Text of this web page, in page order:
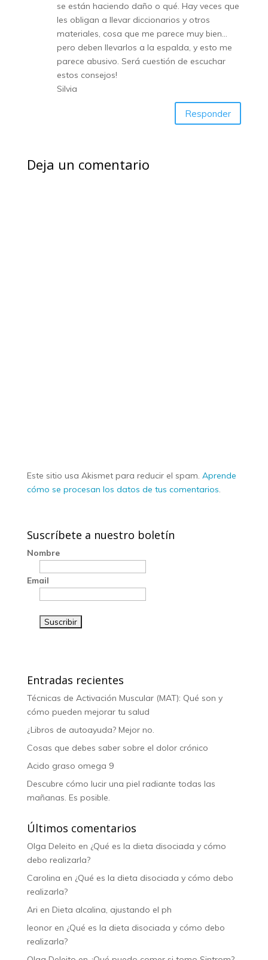
se están haciendo daño o qué. Hay veces que
les obligan a llevar diccionarios y otros
materiales, cosa que me parece muy bien…
pero deben llevarlos a la espalda, y esto me
parece abusivo. Será cuestión de escuchar
estos consejos!
Silvia
Responder
Deja un comentario
Este sitio usa Akismet para reducir el spam. Aprende
cómo se procesan los datos de tus comentarios.
Suscríbete a nuestro boletín
Nombre
Email
Entradas recientes
Técnicas de Activación Muscular (MAT): Qué son y
cómo pueden mejorar tu salud
¿Libros de autoayuda? Mejor no.
Cosas que debes saber sobre el dolor crónico
Acido graso omega 9
Descubre cómo lucir una piel radiante todas las
mañanas. Es posible.
Últimos comentarios
Olga Deleito en ¿Qué es la dieta disociada y cómo
debo realizarla?
Carolina en ¿Qué es la dieta disociada y cómo debo
realizarla?
Ari en Dieta alcalina, ajustando el ph
leonoren ¿Qué es la dieta disociada y cómo debo
realizarla?